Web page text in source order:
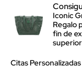
Iconic
Regalo
fin de
Citas Personalizadas